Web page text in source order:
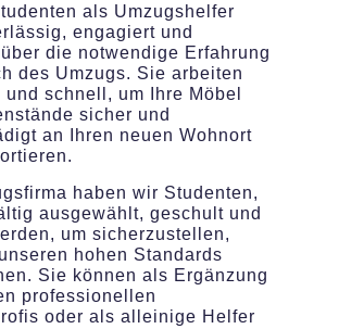
als Umzugshelfer
engagiert und
die notwendige Erfahrung
des Umzugs. Sie arbeiten
schnell, um Ihre Möbel
sicher und
an Ihren neuen Wohnort
haben wir Studenten,
ausgewählt, geschult und
um sicherzustellen,
hohen Standards
Sie können als Ergänzung
professionellen
oder als alleinige Helfer